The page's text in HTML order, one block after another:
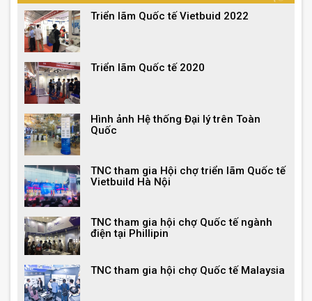
Triển lãm Quốc tế Vietbuid 2022
Triển lãm Quốc tế 2020
Hình ảnh Hệ thống Đại lý trên Toàn
Quốc
TNC tham gia Hội chợ triển lãm Quốc tế
Vietbuild Hà Nội
TNC tham gia hội chợ Quốc tế ngành
điện tại Phillipin
TNC tham gia hội chợ Quốc tế Malaysia